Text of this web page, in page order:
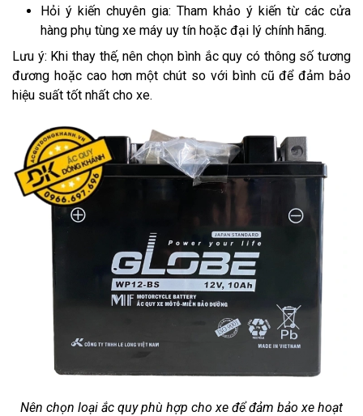
Hỏi ý kiến chuyên gia: Tham khảo ý kiến từ các cửa
hàng phụ tùng xe máy uy tín hoặc đại lý chính hãng.
Lưu ý: Khi thay thế, nên chọn bình ắc quy có thông số tương
đương hoặc cao hơn một chút so với bình cũ để đảm bảo
hiệu suất tốt nhất cho xe.
Nên chọn loại ắc quy phù hợp cho xe để đảm bảo xe hoạt